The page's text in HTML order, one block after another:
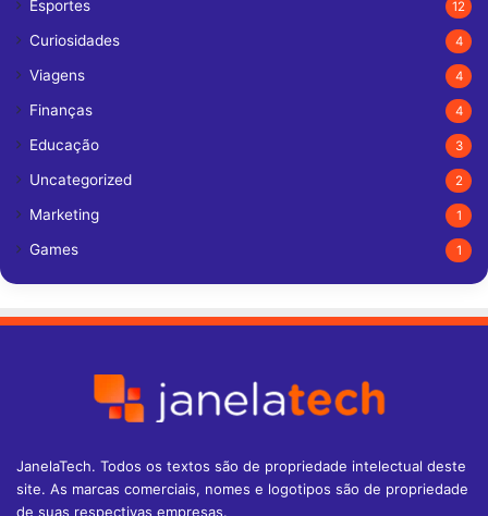
Esportes 12
Curiosidades 4
Viagens 4
Finanças 4
Educação 3
Uncategorized 2
Marketing 1
Games 1
JanelaTech. Todos os textos são de propriedade intelectual deste
site. As marcas comerciais, nomes e logotipos são de propriedade
de suas respectivas empresas.